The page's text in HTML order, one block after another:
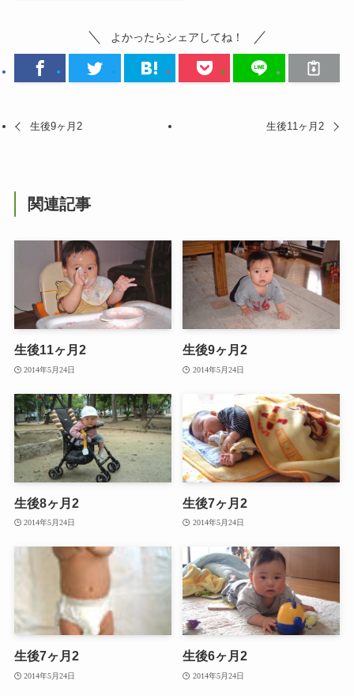
よかったらシェアしてね！
生後9ヶ月2 生後11ヶ月2
関連記事
生後11ヶ月2
2014年5月24日
生後9ヶ月2
2014年5月24日
生後8ヶ月2
2014年5月24日
生後7ヶ月2
2014年5月24日
生後7ヶ月2
2014年5月24日
生後6ヶ月2
2014年5月24日